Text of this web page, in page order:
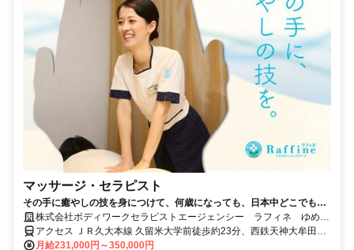
マッサージ・セラピスト
その手に癒やしの技を身につけて、何歳になっても、日本中どこでも働
けるセラピストの第一歩を踏み出しませんか。
株式会社ボディワークセラピストエージェンシー ラフィネ ゆめタ
ウン久留米店
アクセス ＪＲ久大本線 久留米大学前徒歩約23分、西鉄天神大牟田線
宮の陣徒歩約24分、西鉄甘木線 宮の陣徒歩約24分 最寄駅：久留米大
月給231,000円～350,000円